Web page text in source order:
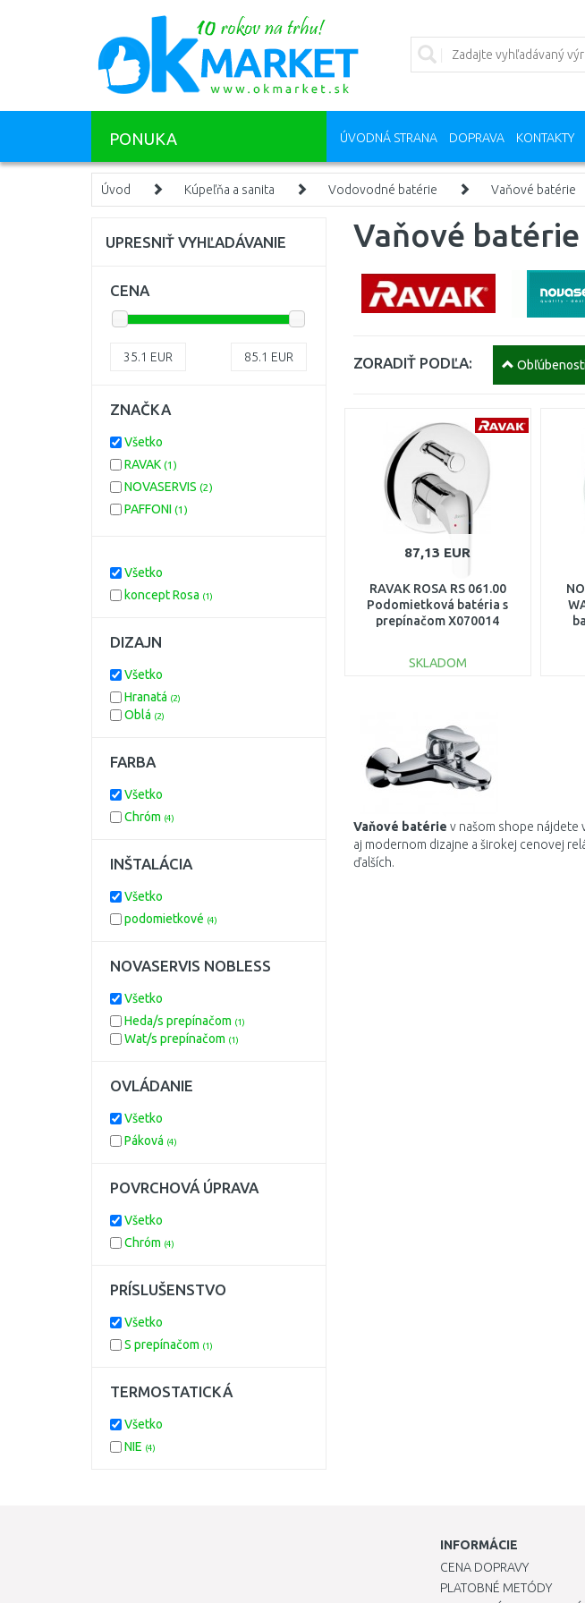
PONUKA ÚVODNÁ STRANA DOPRAVA KONTAKTY
Úvod Kúpeľňa a sanita Vodovodné batérie Vaňové batérie
Vaňové batérie
ZORADIŤ PODĽA: Obľúbenosti
87,13 EUR
RAVAK ROSA RS 061.00
Podomietková batéria s
prepínačom X070014
SKLADOM
Porovnať
Vaňové batérie v našom shope nájdete
aj modernom dizajne a širokej cenovej
ďalších.
UPRESNIŤ VYHĽADÁVANIE
CENA
35.1 EUR 85.1 EUR
ZNAČKA
Všetko
RAVAK (1)
NOVASERVIS (2)
PAFFONI (1)
Všetko
koncept Rosa (1)
DIZAJN
Všetko
Hranatá (2)
Oblá (2)
FARBA
Všetko
Chróm (4)
INŠTALÁCIA
Všetko
podomietkové (4)
NOVASERVIS NOBLESS
Všetko
Heda/s prepínačom (1)
Wat/s prepínačom (1)
OVLÁDANIE
Všetko
Páková (4)
POVRCHOVÁ ÚPRAVA
Všetko
Chróm (4)
PRÍSLUŠENSTVO
Všetko
S prepínačom (1)
TERMOSTATICKÁ
Všetko
NIE (4)
INFORMÁCIE
CENA DOPRAVY
PLATOBNÉ METÓDY